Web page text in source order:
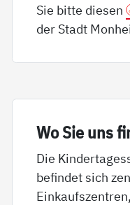
Sie bitte diesen
der Stadt
Wo Sie uns
Die
befindet sich